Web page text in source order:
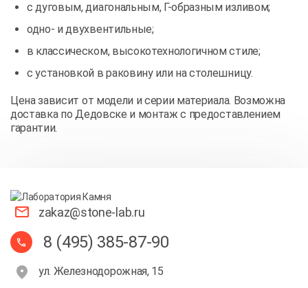
с дуговым, диагональным, Г-образным изливом;
одно- и двухвентильные;
в классическом, высокотехнологичном стиле;
с установкой в раковину или на столешницу.
Цена зависит от модели и серии материала. Возможна
доставка по Дедовске и монтаж с предоставлением
гарантии.
zakaz@stone-lab.ru
8 (495) 385-87-90
ул. Железнодорожная, 15